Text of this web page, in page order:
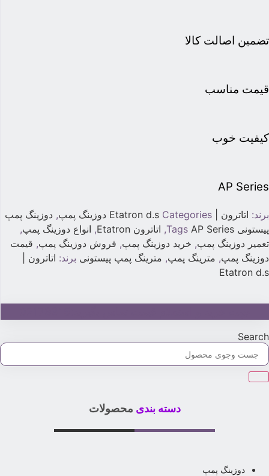
تضمین اصالت کالا
قیمت مناسب
کیفیت خوب
AP Series
برند: اتاترون | Etatron d.s Categories دوزینگ پمپ, دوزینگ پمپ
پیستونی
Tags AP Series
, اتاترون Etatron , انواع دوزینگ پمپ,
تعمیر دوزینگ پمپ, خرید دوزینگ پمپ, فروش دوزینگ پمپ, قیمت
دوزینگ پمپ, مترینگ پمپ, مترینگ پمپ پیستونی برند: اتاترون |
Etatron d.s
Search
دسته بندی محصولات
دوزینگ پمپ